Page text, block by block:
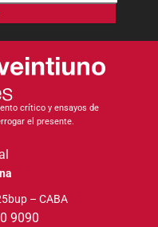
crítico y ensayos de
el presente.
– CABA
9090